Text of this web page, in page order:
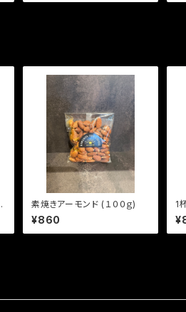
素焼きアーモンド (１００ｇ)
¥860
1
ェ